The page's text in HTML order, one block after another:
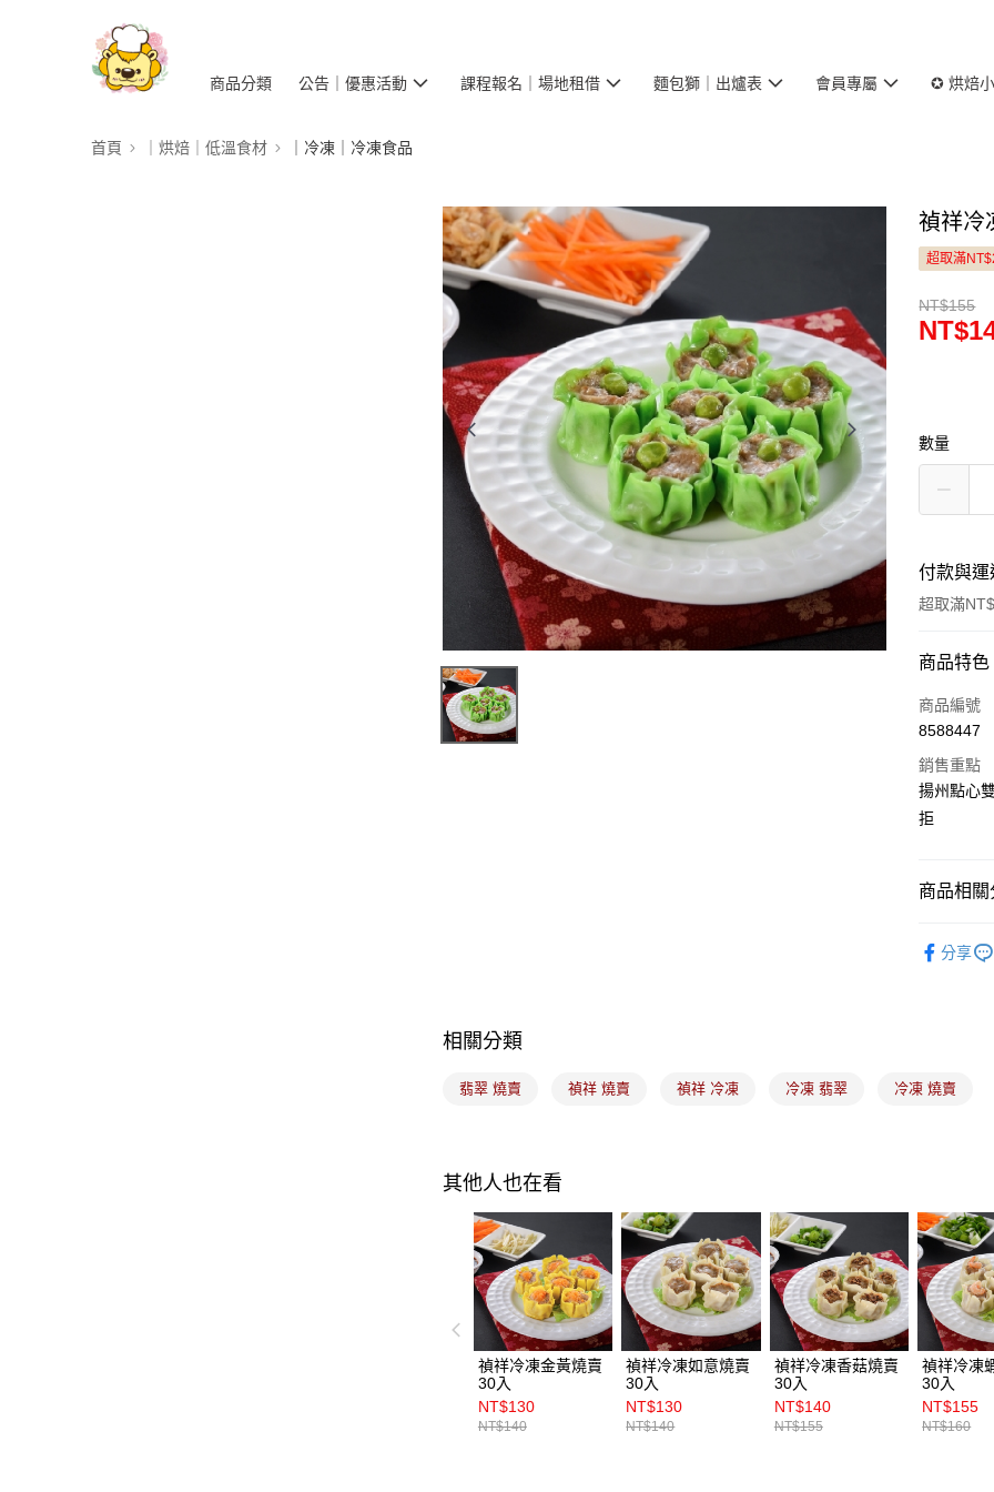
商品分類 公告｜優惠活動 課程報名｜場地租借 麵包獅｜出爐表 會員專屬 ✪ 烘焙
首頁 ｜烘焙｜低溫食材 ｜冷凍｜冷凍食品
禎祥冷
超取滿
NT$155
數量
付款與
超取滿
付款方式
信用卡一
Apple Pay
悠遊付
ATM付款
每筆
免運費
商品特色
商品編號
8588447
銷售重點
揚州點心
拒
商品相關
分享
相關分類
翡翠 燒賣 禎祥 燒賣 禎祥 冷凍 冷凍 翡翠 冷凍 燒賣
其他人也在看
禎祥冷凍金黃燒賣
30入
NT$130
NT$140
禎祥冷凍如意燒賣
30入
NT$130
NT$140
禎祥冷凍香菇燒賣
30入
NT$140
NT$155
禎祥冷凍
30入
NT$155
NT$160